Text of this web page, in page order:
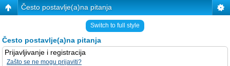
Često postavlje(a)na pitanja
Switch to full style
Često postavlje(a)na pitanja
Prijavljivanje i registracija
Zašto se ne mogu prijaviti?